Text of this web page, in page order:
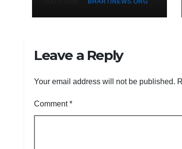
BHARTINEWS.ORG
Leave a Reply
Your email address will not be published.
Comment*